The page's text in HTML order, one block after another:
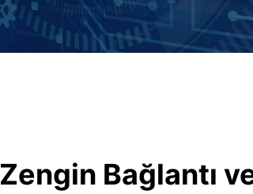
Zengin Bağlantı